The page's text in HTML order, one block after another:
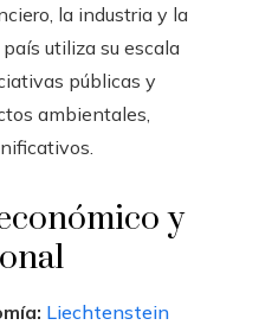
la industria y la
utiliza su escala
públicas y
ambientales,
y
Liechtenstein